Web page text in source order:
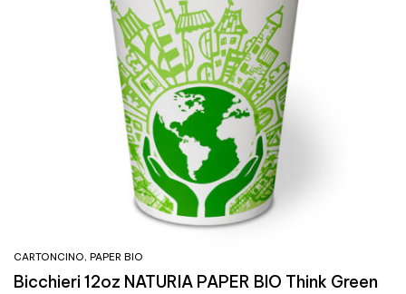
CARTONCINO, PAPER BIO
Bicchieri 12oz NATURIA PAPER BIO Think Green